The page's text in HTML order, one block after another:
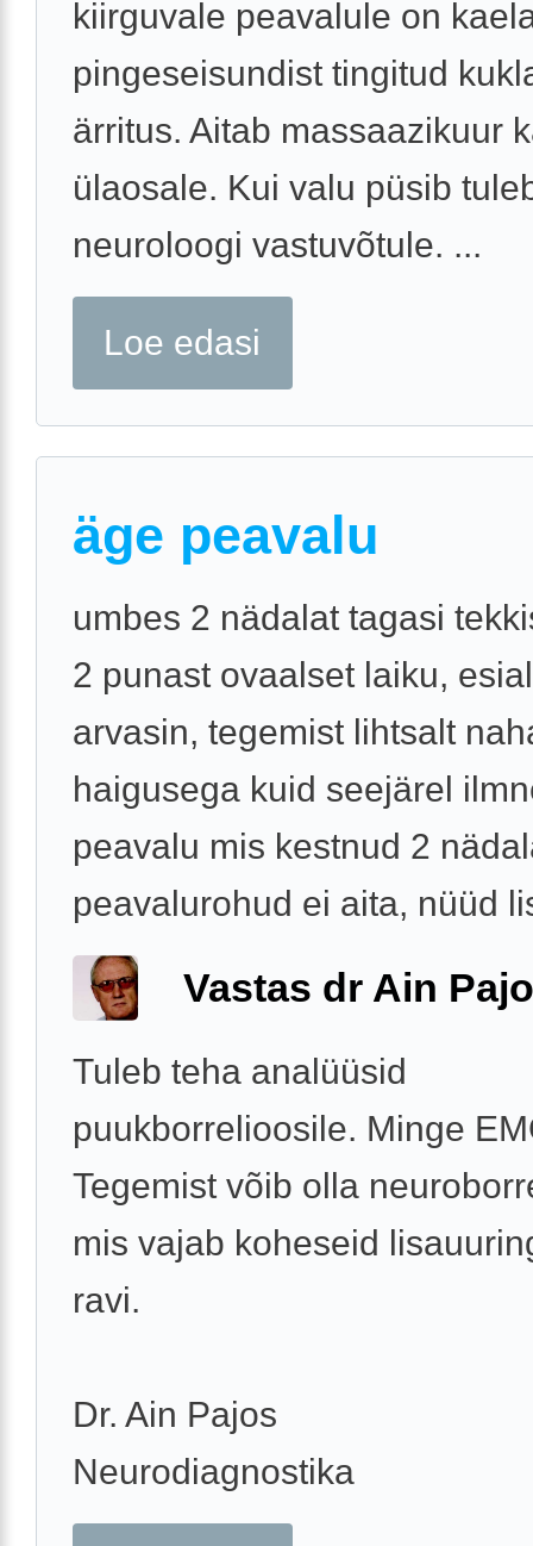
kiirguvale peavalule on
pingeseisundist tingitud
ärritus. Aitab massaazikuur
ülaosale. Kui valu püsib
neuroloogi vastuvõtule. ...
Loe edasi
äge peavalu
umbes 2 nädalat tagasi
2 punast ovaalset laiku,
arvasin, tegemist lihtsalt
haigusega kuid seejärel
peavalu mis kestnud 2
peavalurohud ei aita, nüüd
Vastas dr Ain
Tuleb teha analüüsid
puukborrelioosile. Minge
Tegemist võib olla
mis vajab koheseid
ravi.
Dr. Ain Pajos
Neurodiagnostika